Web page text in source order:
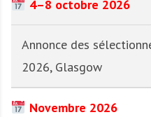
4–8 octobre 2026
Annonce des
2026, Glasgow
Novembre 2026